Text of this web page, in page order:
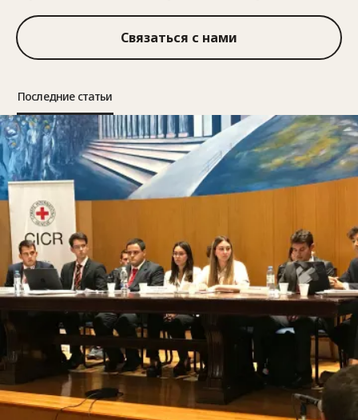
Связаться с нами
Последние статьи